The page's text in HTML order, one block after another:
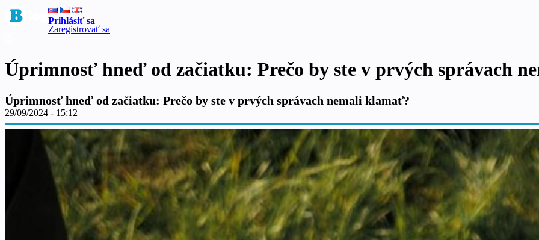
Prihlásiť sa
Zaregistrovať sa
Úprimnosť hneď od začiatku: Prečo by ste v prvých správach
Úprimnosť hneď od začiatku: Prečo by ste v prvých správach nemali klamať?
29/09/2024 - 15:12